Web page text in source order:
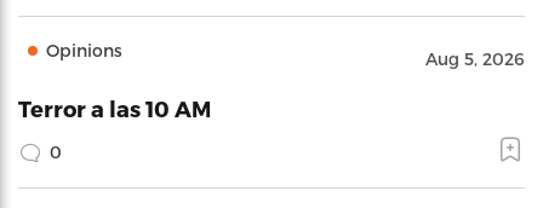
Opinions Aug 5, 2026
Terror a las 10 AM
0